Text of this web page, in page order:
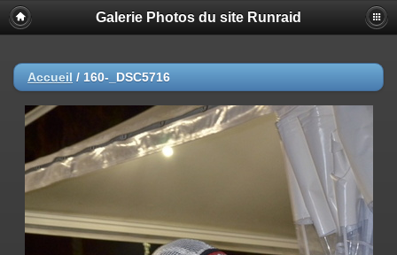
Galerie Photos du site Runraid
Accueil / 160-_DSC5716